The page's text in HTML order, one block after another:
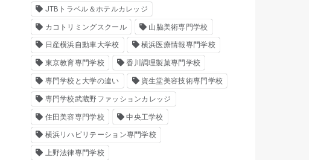
JTBトラベル＆ホテルカレッジ
カコトリミングスクール 山脇美術専門学校
日産横浜自動車大学校 横浜医療情報専門学校
東京教育専門学校 香川調理製菓専門学校
専門学校と大学の違い 資生堂美容技術専門学校
専門学校武蔵野ファッションカレッジ
住田美容専門学校 中央工学校
横浜リハビリテーション専門学校
上野法律専門学校